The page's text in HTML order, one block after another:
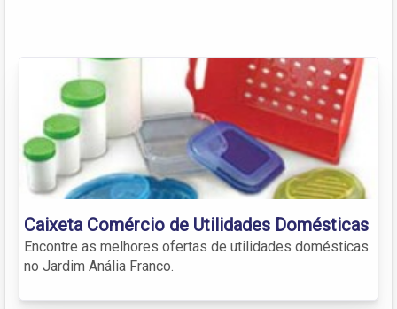
Caixeta Comércio de Utilidades Domésticas
Encontre as melhores ofertas de utilidades domésticas
no Jardim Anália Franco.